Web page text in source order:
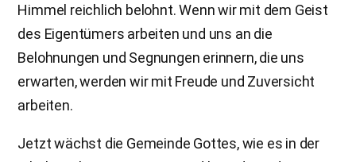
Himmel reichlich belohnt. Wenn wir mit dem Geist
des Eigentümers arbeiten und uns an die
Belohnungen und Segnungen erinnern, die uns
erwarten, werden wir mit Freude und Zuversicht
arbeiten.
Jetzt wächst die Gemeinde Gottes, wie es in der